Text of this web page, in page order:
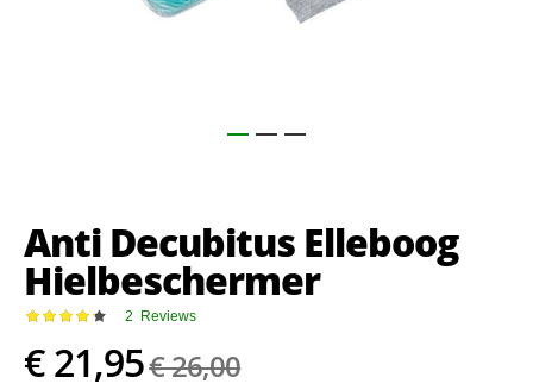
begin
van
de
afbeeldingen-
gallerij
Anti Decubitus Elleboog
Hielbeschermer
Waardering: 2 Reviews
€ 21,95€ 26,00